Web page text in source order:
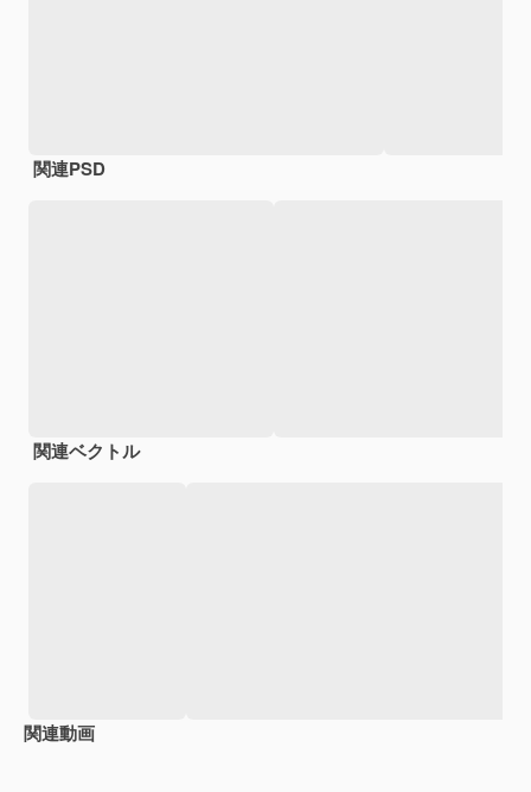
関連PSD
関連ベクトル
関連動画